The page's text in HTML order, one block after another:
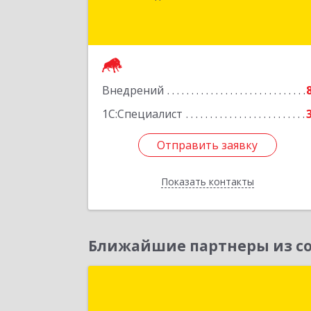
Внедрений
1С:Специалист
Отправить заявку
Показать контакты
Отправить заявку
Назад
Ближайшие партнеры из